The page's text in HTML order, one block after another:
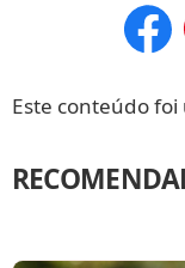
Este conteúdo foi